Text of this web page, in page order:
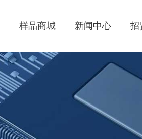
样品商城 新闻中心 招